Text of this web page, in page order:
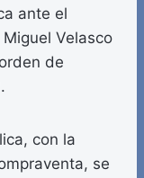
ante el
Velasco
de
con la
se